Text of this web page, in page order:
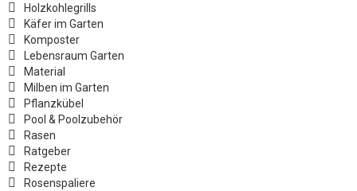
Holzkohlegrills
Käfer im Garten
Komposter
Lebensraum Garten
Material
Milben im Garten
Pflanzkübel
Pool & Poolzubehör
Rasen
Ratgeber
Rezepte
Rosenspaliere